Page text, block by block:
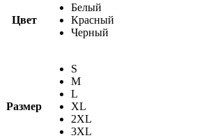
Цвет
Белый
Красный
Черный
Размер
S
M
L
XL
2XL
3XL